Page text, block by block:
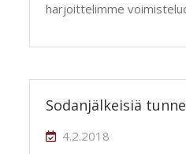
harjoittelimme
Sodanjälkeisiä
4.2.2018